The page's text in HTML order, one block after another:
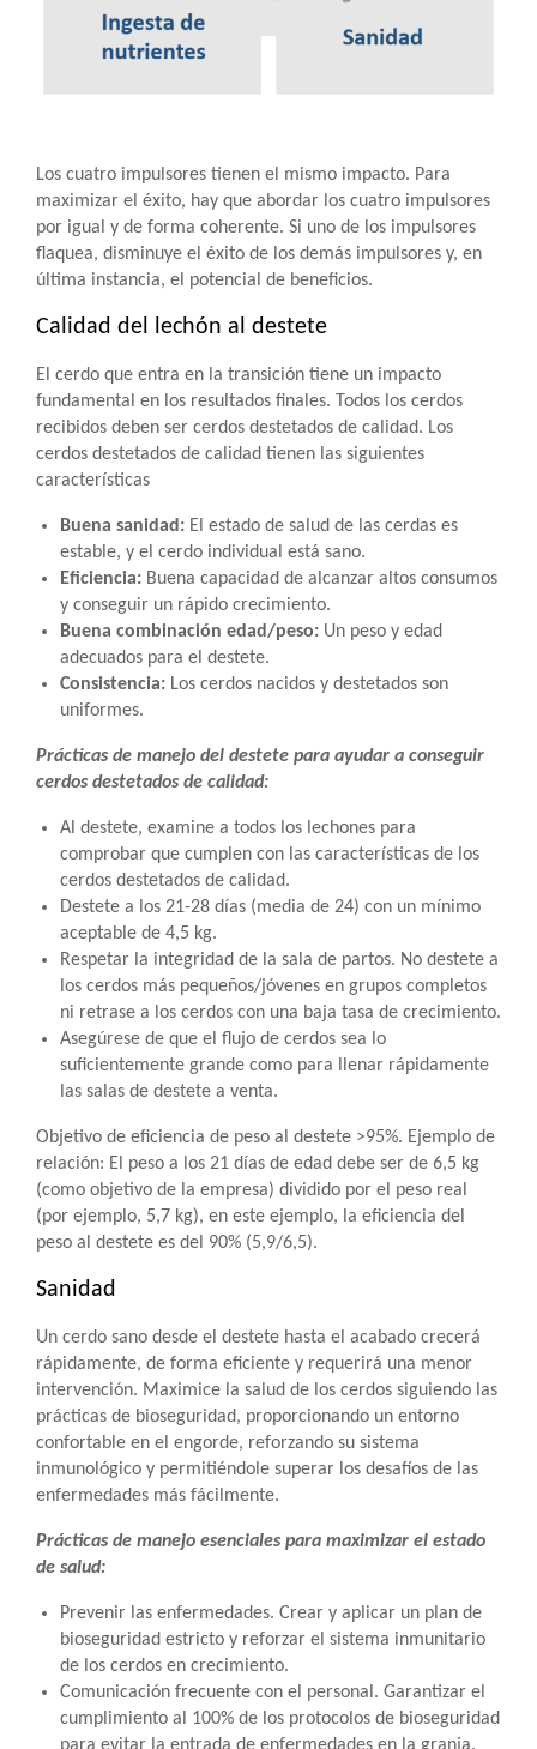
Los cuatro impulsores tienen el mismo impacto. Para
maximizar el éxito, hay que abordar los cuatro impulsores
por igual y de forma coherente. Si uno de los impulsores
flaquea, disminuye el éxito de los demás impulsores y, en
última instancia, el potencial de beneficios.
Calidad del lechón al destete
El cerdo que entra en la transición tiene un impacto
fundamental en los resultados finales. Todos los cerdos
recibidos deben ser cerdos destetados de calidad. Los
cerdos destetados de calidad tienen las siguientes
características
Buena sanidad: El estado de salud de las cerdas es
estable, y el cerdo individual está sano.
Eficiencia: Buena capacidad de alcanzar altos consumos
y conseguir un rápido crecimiento.
Buena combinación edad/peso: Un peso y edad
adecuados para el destete.
Consistencia: Los cerdos nacidos y destetados son
uniformes.
Prácticas de manejo del destete para ayudar a conseguir
cerdos destetados de calidad:
Al destete, examine a todos los lechones para
comprobar que cumplen con las características de los
cerdos destetados de calidad.
Destete a los 21-28 días (media de 24) con un mínimo
aceptable de 4,5 kg.
Respetar la integridad de la sala de partos. No destete a
los cerdos más pequeños/jóvenes en grupos completos
ni retrase a los cerdos con una baja tasa de crecimiento.
Asegúrese de que el flujo de cerdos sea lo
suficientemente grande como para llenar rápidamente
las salas de destete a venta.
Objetivo de eficiencia de peso al destete >95%. Ejemplo de
relación: El peso a los 21 días de edad debe ser de 6,5 kg
(como objetivo de la empresa) dividido por el peso real
(por ejemplo, 5,7 kg), en este ejemplo, la eficiencia del
peso al destete es del 90% (5,9/6,5).
Sanidad
Un cerdo sano desde el destete hasta el acabado crecerá
rápidamente, de forma eficiente y requerirá una menor
intervención. Maximice la salud de los cerdos siguiendo las
prácticas de bioseguridad, proporcionando un entorno
confortable en el engorde, reforzando su sistema
inmunológico y permitiéndole superar los desafíos de las
enfermedades más fácilmente.
Prácticas de manejo esenciales para maximizar el estado
de salud:
Prevenir las enfermedades. Crear y aplicar un plan de
bioseguridad estricto y reforzar el sistema inmunitario
de los cerdos en crecimiento.
Comunicación frecuente con el personal. Garantizar el
cumplimiento al 100% de los protocolos de bioseguridad